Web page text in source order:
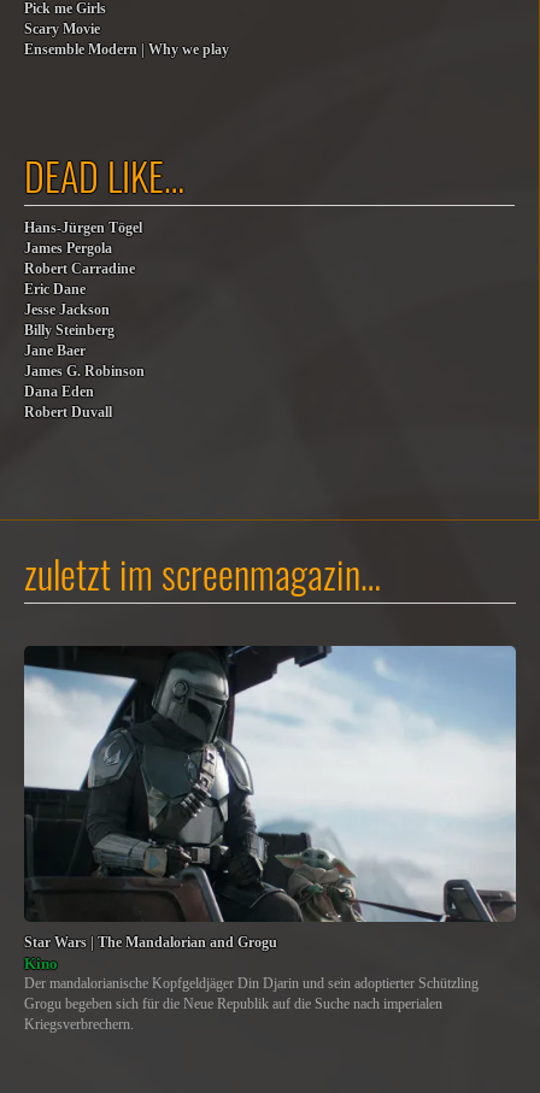
Pick me Girls
Scary Movie
Ensemble Modern | Why we play
DEAD LIKE…
Hans-Jürgen Tögel
James Pergola
Robert Carradine
Eric Dane
Jesse Jackson
Billy Steinberg
Jane Baer
James G. Robinson
Dana Eden
Robert Duvall
zuletzt im screenmagazin…
Star Wars | The Mandalorian and Grogu
Kino
Der mandalorianische Kopfgeldjäger Din Djarin und sein adoptierter Schützling
Grogu begeben sich für die Neue Republik auf die Suche nach imperialen
Kriegsverbrechern.